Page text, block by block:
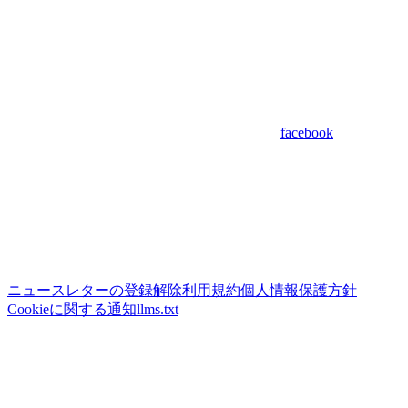
facebook
ニュースレターの登録解除利用規約個人情報保護方針
Cookieに関する通知llms.txt